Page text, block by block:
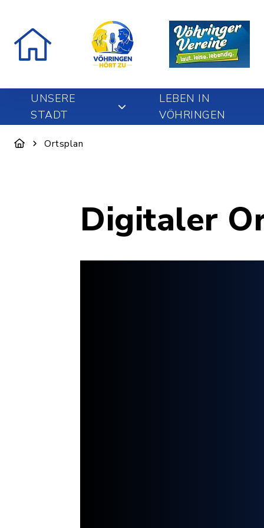
UNSERE
STADT
LEBEN IN
VÖHRINGEN
Ortsplan
Digitaler